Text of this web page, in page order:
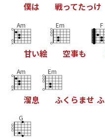
僕は 戦ってたっけ
Am
甘い絵
Em
空事も
F
Am
溜息
Em
ふく ら ませ ふ
G